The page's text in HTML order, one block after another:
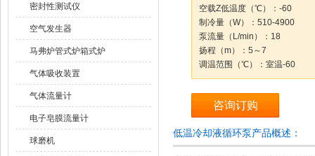
密封性测试仪
空气发生器
马弗炉管式炉箱式炉
气体吸收装置
气体流量计
电子皂膜流量计
球磨机
空载Z低温度（℃）：-60
制冷量（W）：510-4900
泵流量（L/min）：18
扬程（m）：5～7
调温范围（℃）：室温-60
咨询订购
低温冷却液循环泵产品概述：